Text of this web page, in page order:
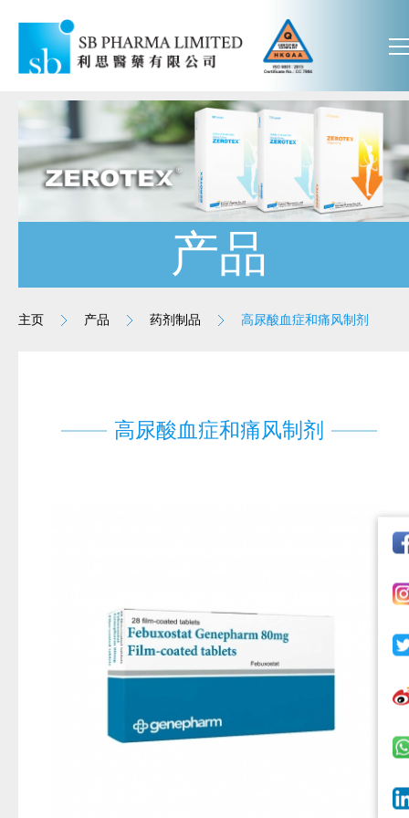
产品
主页 产品 药剂制品 高尿酸血症和痛风制剂
高尿酸血症和痛风制剂